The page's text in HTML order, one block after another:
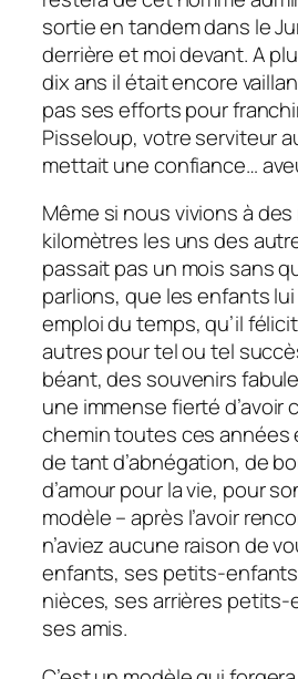
sortie en tandem dans le
derrière et moi devant. A
dix ans il était encore
pas ses efforts pour
Pisseloup, votre serviteur
mettait une confiance…
Même si nous vivions à
kilomètres les uns des
passait pas un mois sans
parlions, que les enfants
emploi du temps, qu’il
autres pour tel ou tel
béant, des souvenirs
une immense fierté d’avoir
chemin toutes ces années
de tant d’abnégation, de
d’amour pour la vie, pour
modèle – après l’avoir
n’aviez aucune raison de
enfants, ses petits-
nièces, ses arrières
ses amis.